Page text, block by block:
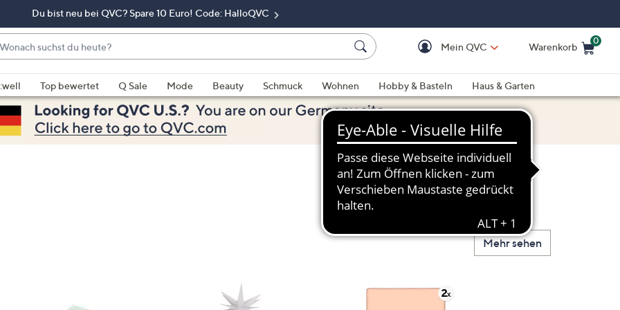
Du bist neu bei QVC? Spare 10 Euro! Code: HalloQVC
Mein QVC Warenkorb
0
Top bewertet Q Sale Mode Beauty Schmuck Wohnen Hobby & Basteln
Haus & Garten
Mehr sehen